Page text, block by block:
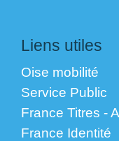
Liens utiles
Oise mobilité
Service Public
France Titres -
France Identité